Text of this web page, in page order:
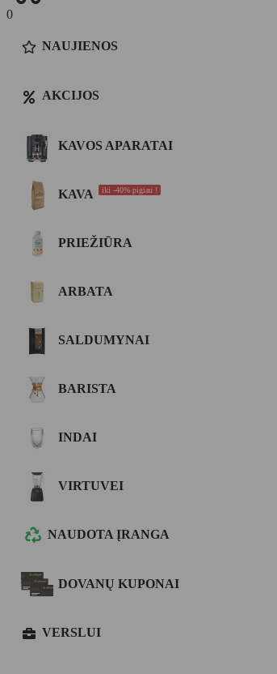
0
NAUJIENOS
AKCIJOS
KAVOS APARATAI
KAVA iki -40% pigiau !
PRIEŽIŪRA
ARBATA
SALDUMYNAI
BARISTA
INDAI
VIRTUVEI
NAUDOTA ĮRANGA
DOVANŲ KUPONAI
VERSLUI